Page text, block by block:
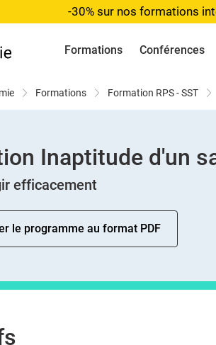
-30% sur nos formations
Formations Conférences
Formations Formation RPS - SST
Inaptitude d'un
efficacement
le programme au format PDF